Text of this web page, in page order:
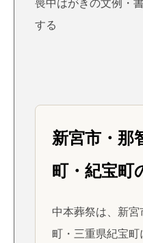
喪中はがきの文例・
する
新宮市・那
町・紀宝町
中本葬祭は、新
町・三重県紀宝